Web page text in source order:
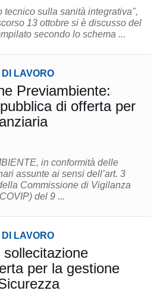
tecnico sulla sanità integrativa",
13 ottobre si è discusso del
secondo lo schema ...
LAVORO
Previambiente:
di offerta per
in conformità delle
assunte ai sensi dell’art. 3
Commissione di Vigilanza
del 9 ...
LAVORO
per la gestione